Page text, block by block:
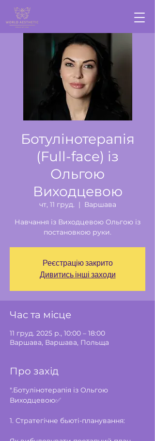
Ботулінотерапія
(Full-face) із
Ольгою
Виходцевою
чт, 11 груд.
  |
Варшава
Навчання із Виходцевою Ольгою із
постановкою руки.
Реєстрацію закрито
Дивитись інші заходи
Час та місце
11 груд. 2025 р., 10:00 – 18:00
Варшава, Варшава, Польща
Про захід
".Ботулінотерапія із Ольгою
Виходцевою✅
1. Стратегічне бьюті-планування: